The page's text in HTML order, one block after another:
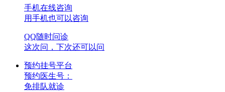
手机在线咨询
用手机也可以咨询
QQ随时问诊
这次问，下次还可以问
预约挂号平台
预约医生号：
免排队就诊